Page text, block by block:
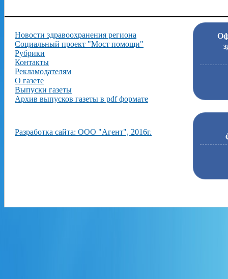
Новости здравоохранения региона
Социальный проект "Мост помощи"
Рубрики
Контакты
Рекламодателям
О газете
Выпуски газеты
Архив выпусков газеты в pdf формате
Разработка сайта: ООО "Агент", 2016г.